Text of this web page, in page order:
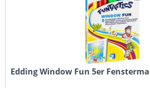
Edding Window Fun 5er